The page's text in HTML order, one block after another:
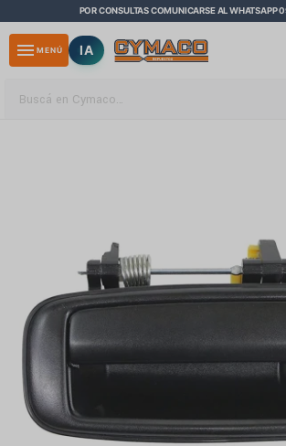
POR CONSULTAS COMUNICARSE AL
menu MENÚ IA
close